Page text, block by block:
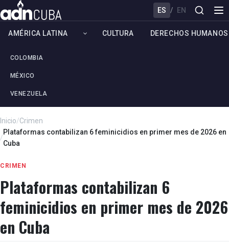
ES / EN
AMÉRICA LATINA
COLOMBIA
MÉXICO
VENEZUELA
CULTURA DERECHOS HUMANOS
Inicio/Crimen
/
Plataformas contabilizan 6 feminicidios en primer mes de 2026 en
Cuba
CRIMEN
Plataformas contabilizan 6
feminicidios en primer mes de 2026
en Cuba